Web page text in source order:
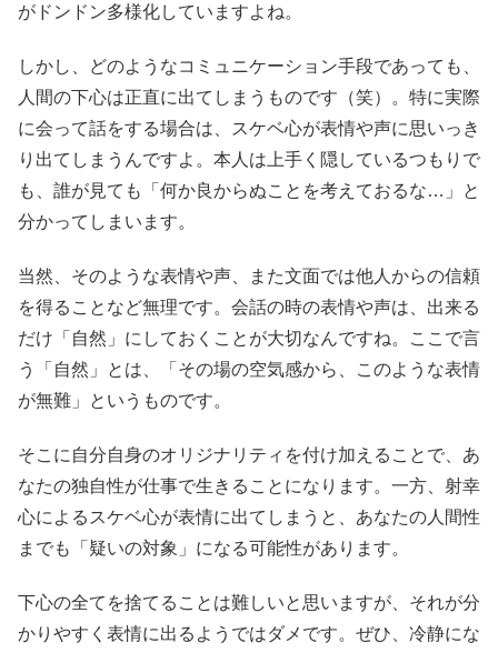
がドンドン多様化していますよね。
しかし、どのようなコミュニケーション手段であっても、
人間の下心は正直に出てしまうものです（笑）。特に実際
に会って話をする場合は、スケベ心が表情や声に思いっき
り出てしまうんですよ。本人は上手く隠しているつもりで
も、誰が見ても「何か良からぬことを考えておるな…」と
分かってしまいます。
当然、そのような表情や声、また文面では他人からの信頼
を得ることなど無理です。会話の時の表情や声は、出来る
だけ「自然」にしておくことが大切なんですね。ここで言
う「自然」とは、「その場の空気感から、このような表情
が無難」というものです。
そこに自分自身のオリジナリティを付け加えることで、あ
なたの独自性が仕事で生きることになります。一方、射幸
心によるスケベ心が表情に出てしまうと、あなたの人間性
までも「疑いの対象」になる可能性があります。
下心の全てを捨てることは難しいと思いますが、それが分
かりやすく表情に出るようではダメです。ぜひ、冷静にな